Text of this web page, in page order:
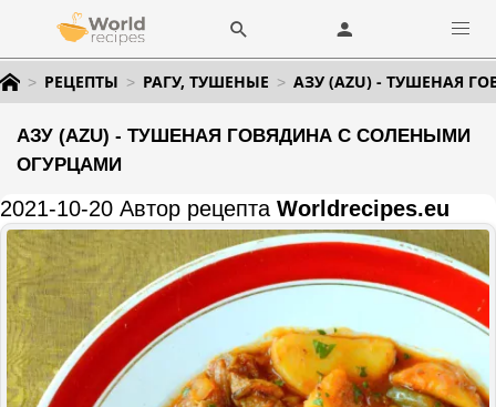
РЕЦЕПТЫ РАГУ, ТУШЕНЫЕ АЗУ (AZU) - ТУШЕНАЯ
АЗУ (AZU) - ТУШЕНАЯ ГОВЯДИНА С СОЛЕНЫМИ
ОГУРЦАМИ
2021-10-20 Автор рецепта Worldrecipes.eu